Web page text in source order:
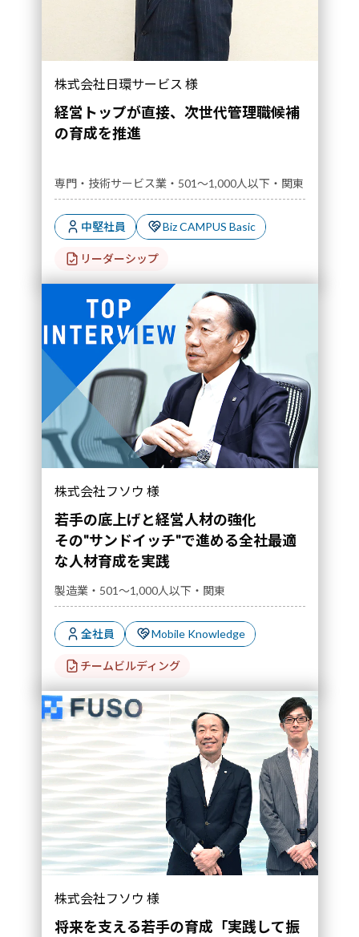
株式会社日環サービス 様
経営トップが直接、次世代管理職候補
の育成を推進
専門・技術サービス業・501～1,000人以下・関東
中堅社員 Biz CAMPUS Basic
リーダーシップ
成を実践｜導入事例">
株式会社フソウ 様
若手の底上げと経営人材の強化
その"サンドイッチ"で進める全社最適
な人材育成を実践
製造業・501～1,000人以下・関東
全社員 Mobile Knowledge
チームビルディング
株式会社フソウ 様
将来を支える若手の育成「実践して振